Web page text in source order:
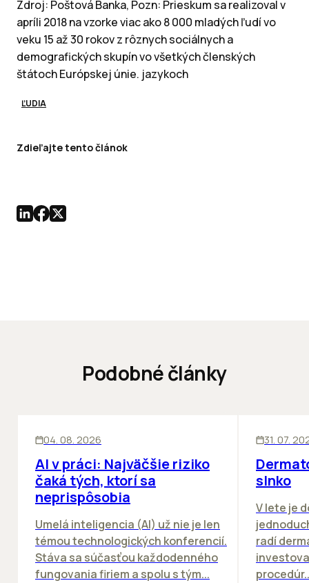
Zdroj: Poštová Banka, Pozn: Prieskum sa realizoval v
apríli 2018 na vzorke viac ako 8 000 mladých ľudí vo
veku 15 až 30 rokov z rôznych sociálnych a
demografických skupín vo všetkých členských
štátoch Európskej únie. jazykoch
ĽUDIA
Zdieľajte tento článok
Podobné články
04. 08. 2026
AI v práci: Najväčšie riziko
čaká tých, ktorí sa
neprispôsobia
Umelá inteligencia (AI) už nie je len
témou technologických konferencií.
Stáva sa súčasťou každodenného
fungovania firiem a spolu s tým...
31. 07.
slnko
V lete je
radí